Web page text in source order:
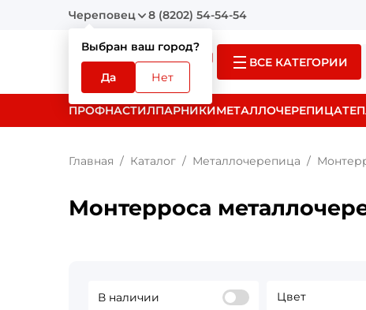
Череповец
Выбран ваш город?
Да Нет
8 (8202) 54-54-54
ВСЕ КАТЕГОРИИ
ПРОФНАСТИЛПАРНИКИМЕТАЛЛОЧЕРЕПИЦА
Главная Каталог Металлочерепица
Монтерроса
В наличии Цвет